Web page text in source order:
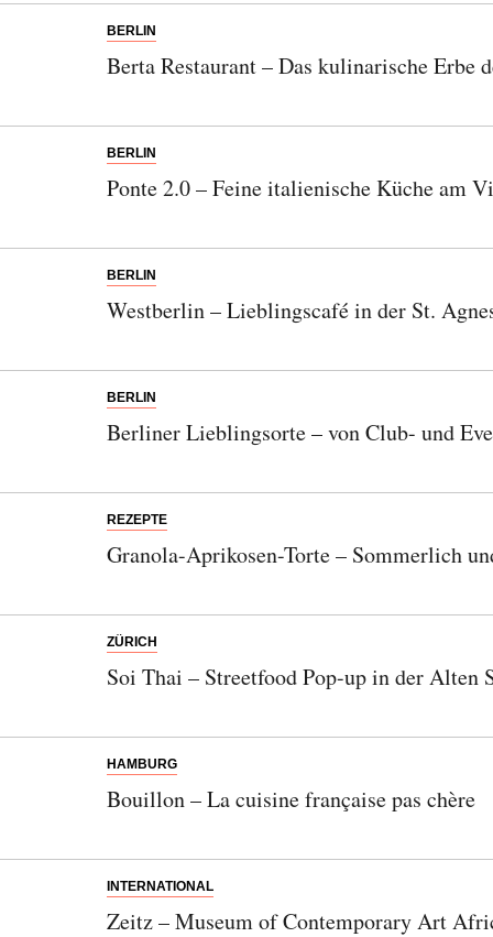
BERLIN
Berta Restaurant – Das kulinarische Erbe
BERLIN
Ponte 2.0 – Feine italienische Küche am
BERLIN
Westberlin – Lieblingscafé in der St.
BERLIN
Berliner Lieblingsorte – von Club- und
REZEPTE
Granola-Aprikosen-Torte – Sommerlich
ZÜRICH
Soi Thai – Streetfood Pop-up in der Alten
HAMBURG
Bouillon – La cuisine française pas chère
INTERNATIONAL
Zeitz – Museum of Contemporary Art
Abonnieren Sie unseren Newsletter
Entdecken Sie jede Woche neue schöne
Orte, handverlesene Geheimtipps und
Einwilligung den Newsletter mit Informationen zu
neuen Beiträgen. Die
zur Kenntnis genommen und akzeptiere diese.